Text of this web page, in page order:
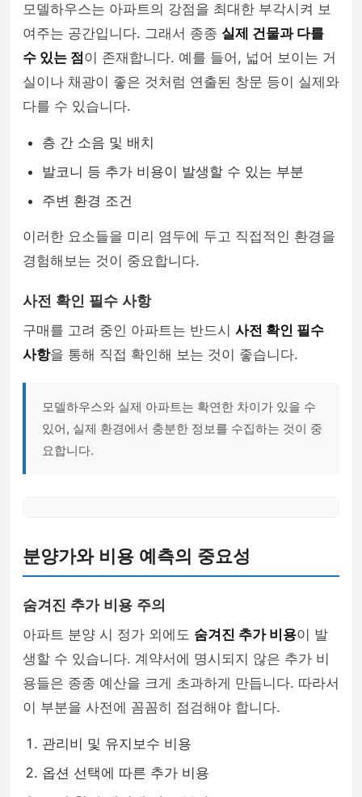
모델하우스는 아파트의 강점을 최대한 부각시켜 보
여주는 공간입니다. 그래서 종종 실제 건물과 다를
수 있는 점이 존재합니다. 예를 들어, 넓어 보이는 거
실이나 채광이 좋은 것처럼 연출된 창문 등이 실제와
다를 수 있습니다.
층 간 소음 및 배치
발코니 등 추가 비용이 발생할 수 있는 부분
주변 환경 조건
이러한 요소들을 미리 염두에 두고 직접적인 환경을
경험해보는 것이 중요합니다.
사전 확인 필수 사항
구매를 고려 중인 아파트는 반드시 사전 확인 필수
사항을 통해 직접 확인해 보는 것이 좋습니다.
모델하우스와 실제 아파트는 확연한 차이가 있을 수
있어, 실제 환경에서 충분한 정보를 수집하는 것이 중
요합니다.
분양가와 비용 예측의 중요성
숨겨진 추가 비용 주의
아파트 분양 시 정가 외에도 숨겨진 추가 비용이 발
생할 수 있습니다. 계약서에 명시되지 않은 추가 비
용들은 종종 예산을 크게 초과하게 만듭니다. 따라서
이 부분을 사전에 꼼꼼히 점검해야 합니다.
관리비 및 유지보수 비용
옵션 선택에 따른 추가 비용